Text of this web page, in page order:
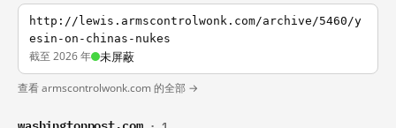
http://lewis.armscontrolwonk.com/archive/5460/y
esin-on-chinas-nukes
截至 2026 年 未屏蔽
查看 armscontrolwonk.com 的全部 →